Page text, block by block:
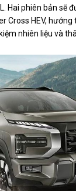
Hai phiên bản sẽ
Cross HEV,
nhiên liệu và